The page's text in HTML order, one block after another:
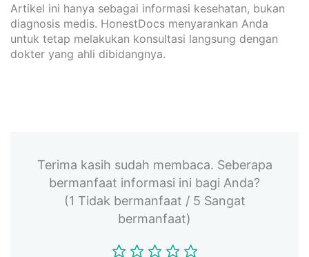
Artikel ini hanya sebagai informasi kesehatan, bukan
diagnosis medis. HonestDocs menyarankan Anda
untuk tetap melakukan konsultasi langsung dengan
dokter yang ahli dibidangnya.
Terima kasih sudah membaca. Seberapa
bermanfaat informasi ini bagi Anda?
(1 Tidak bermanfaat / 5 Sangat
bermanfaat)